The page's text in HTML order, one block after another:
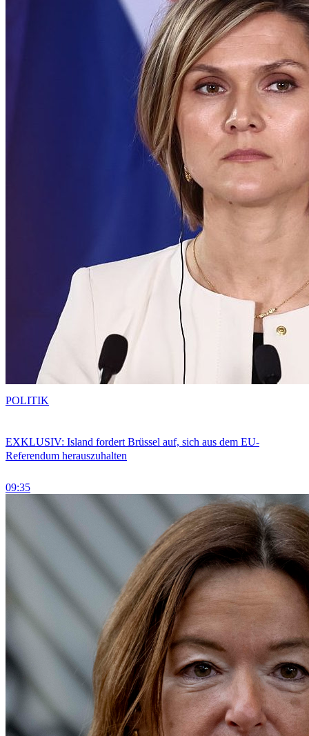
EXKLUSIV: Island fordert Brüssel auf, sich aus dem EU-
Referendum herauszuhalten
09:35
POLITIK